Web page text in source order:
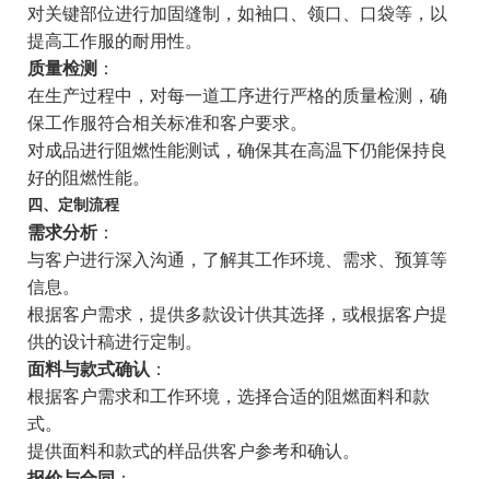
对关键部位进行加固缝制，如袖口、领口、口袋等，以
提高工作服的耐用性。
质量检测 ：
在生产过程中，对每一道工序进行严格的质量检测，确
保工作服符合相关标准和客户要求。
对成品进行阻燃性能测试，确保其在高温下仍能保持良
好的阻燃性能。
四、定制流程
需求分析：
与客户进行深入沟通，了解其工作环境、需求、预算等
信息。
根据客户需求，提供多款设计供其选择，或根据客户提
供的设计稿进行定制。
面料与款式确认 ：
根据客户需求和工作环境，选择合适的阻燃面料和款
式。
提供面料和款式的样品供客户参考和确认。